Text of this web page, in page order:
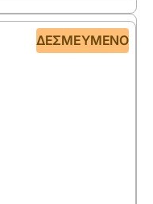
ΔΕΣΜΕΥΜΈΝΟ